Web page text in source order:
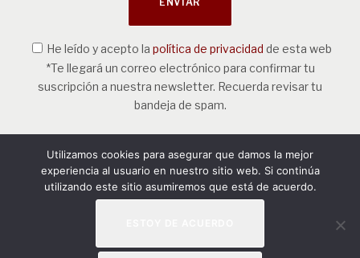
He leído y acepto la política de privacidad de esta web
*Te llegará un correo electrónico para confirmar tu
suscripción a nuestra newsletter. Recuerda revisar tu
bandeja de spam.
Diseño web porIdital Marketing
Utilizamos cookies para asegurar que damos la mejor
experiencia al usuario en nuestro sitio web. Si continúa
utilizando este sitio asumiremos que está de acuerdo.